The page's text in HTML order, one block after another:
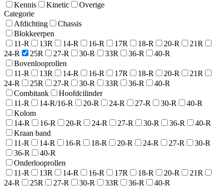
Kennis
Kinetic
Overige
Categorie
Afdichting
Chassis
Blokkeerpen
11-R
13R 14-R 16-R 17R 18-R 20-R
21R
24-R
25R 27-R 30-R 33R 36-R
40-R
Bovenlooprollen
11-R
13R 14-R 16-R 17R 18-R 20-R
21R
24-R
25R 27-R 30-R 33R 36-R
40-R
Combitank
Hoofdcilinder
11-R
14-R/16-R 20-R 24-R 27-R 30-R
40-R
Kolom
14-R
16-R 20-R 24-R 27-R 30-R 36-R
40-R
Kraan band
11-R
14-R 16-R 18-R 20-R 24-R 27-R
30-R
36-R
40-R
Onderlooprollen
11-R
13R 14-R 16-R 17R 18-R 20-R
21R
24-R
25R 27-R 30-R 33R 36-R
40-R